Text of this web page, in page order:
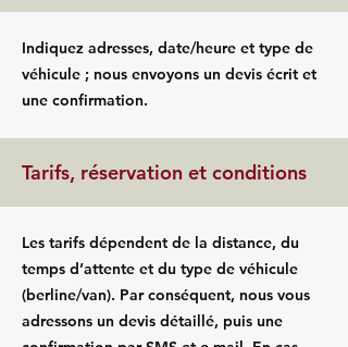
Indiquez adresses, date/heure et type de
véhicule ; nous envoyons un devis écrit et
une confirmation.
Tarifs, réservation et conditions
Les tarifs dépendent de la distance, du
temps d’attente et du type de véhicule
(berline/van). Par conséquent, nous vous
adressons un devis détaillé, puis une